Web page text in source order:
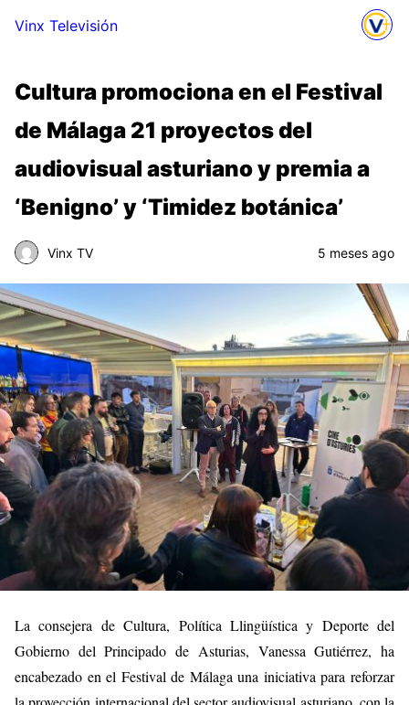
Vinx Televisión
Cultura promociona en el Festival
de Málaga 21 proyectos del
audiovisual asturiano y premia a
‘Benigno’ y ‘Timidez botánica’
Vinx TV 5 meses ago
La consejera de Cultura, Política Llingüística y Deporte del
Gobierno del Principado de Asturias, Vanessa Gutiérrez, ha
encabezado en el Festival de Málaga una iniciativa para reforzar